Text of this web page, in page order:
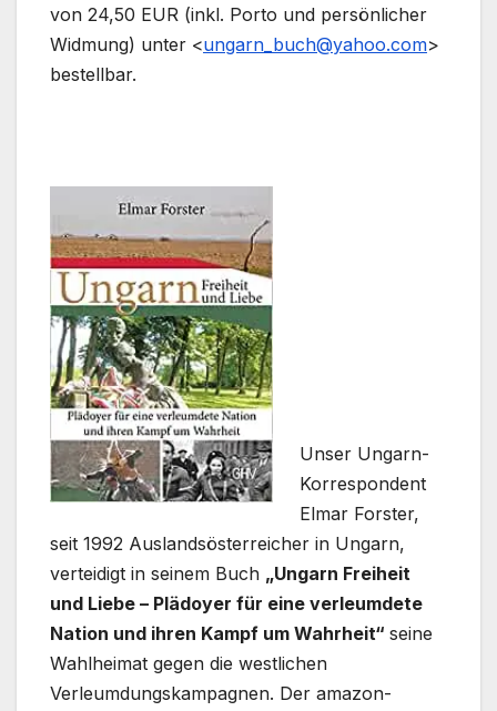
von 24,50 EUR (inkl. Porto und persönlicher
Widmung) unter <ungarn_buch@yahoo.com>
bestellbar.
Unser Ungarn-
Korrespondent
Elmar Forster,
seit 1992 Auslandsösterreicher in Ungarn,
verteidigt in seinem Buch „Ungarn Freiheit
und Liebe – Plädoyer für eine verleumdete
Nation und ihren Kampf um Wahrheit“ seine
Wahlheimat gegen die westlichen
Verleumdungskampagnen. Der amazon-